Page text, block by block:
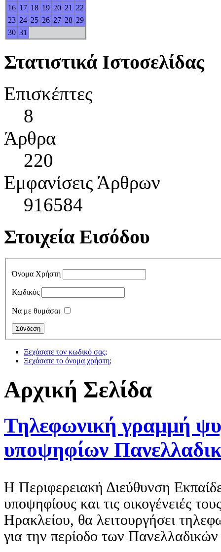
16 17 18 19 20 21
22
23 24 25 26 27 28 29
30 31
Στατιστικά Ιστοσελίδας
Επισκέπτες
8
Άρθρα
220
Εμφανίσεις Άρθρων
916584
Στοιχεία Εισόδου
Όνομα Χρήστη
Κωδικός
Να με θυμάσαι
Ξεχάσατε τον κωδικό σας;
Ξεχάσατε το όνομα χρήστη;
Αρχική Σελίδα
Τηλεφωνική γραμμή
υποψηφίων
Η Περιφερειακή Διεύθυνση
υποψηφίους και τις οικογένειές
Ηρακλείου, θα λειτουργήσει
για την περίοδο των